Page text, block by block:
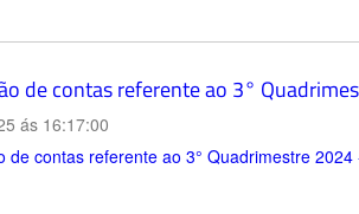
de contas referente ao 3°
ás 16:17:00
de contas referente ao 3° Quadrimestre